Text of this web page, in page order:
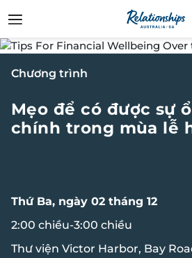
Chương trình
Mẹo để có được sự
chính trong mùa lễ
Thứ Ba, ngày 02 tháng 12
2:00 chiều-3:00 chiều
Thư viện Victor Harbor, Bay